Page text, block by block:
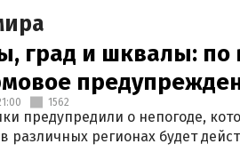
град и шквалы: по
1562
предупредили о непогоде,
в различных регионах будет